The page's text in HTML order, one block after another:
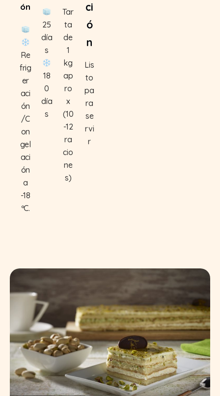
ón
Re
frig
er
aci
ón
/C
on
gel
aci
ón
a
-18
ºC.
25
día
s
18
0
día
s
Tar
ta
de
1
kg
ap
ro
x
(10
-12
ra
cio
ne
s)
ci
ó
n
Lis
to
pa
ra
se
rvi
r